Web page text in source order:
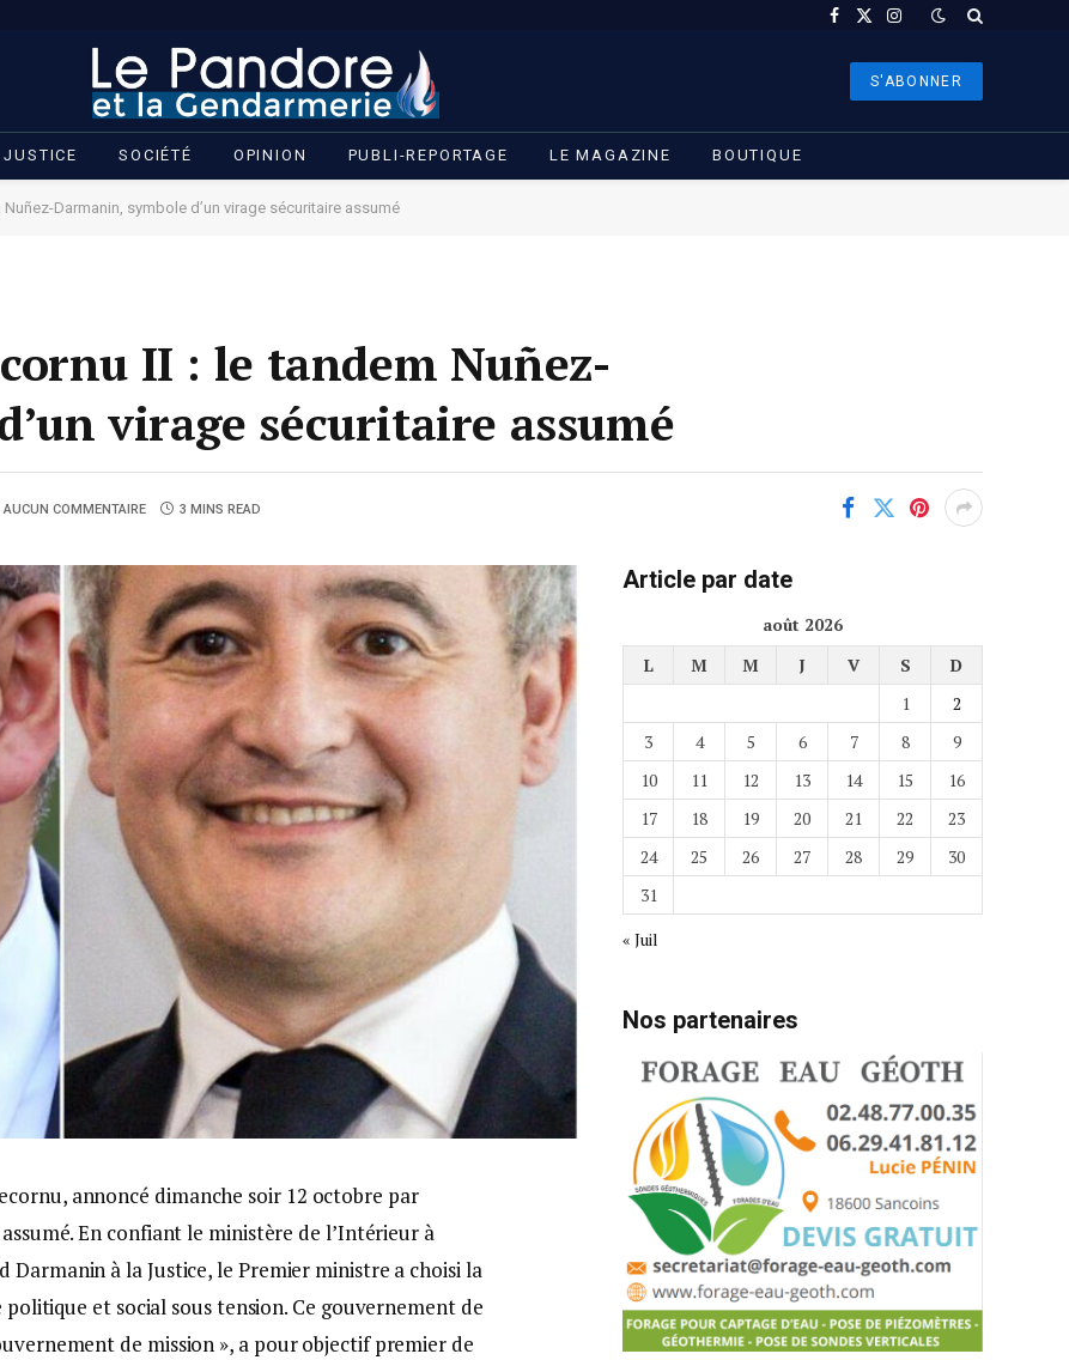
Facebook
X
Instagram
S'ABONNER
JUSTICE SOCIÉTÉ OPINION PUBLI-REPORTAGE LE MAGAZINE BOUTIQUE
Darmanin, symbole d’un virage sécuritaire assumé
II : le tandem Nuñez-
virage sécuritaire assumé
AUCUN COMMENTAIRE 3 MINS READ
annoncé dimanche soir 12 octobre par
En confiant le ministère de l’Intérieur à
à la Justice, le Premier ministre a choisi la
et social sous tension. Ce gouvernement de
de mission », a pour objectif premier de
Article par date
août 2026
L
M M J V S
D
1
2
3
4 5 6 7 8
9
10
11 12 13 14 15
16
17
18 19 20 21 22
23
24
25 26 27 28 29
30
31
« Juil
Nos partenaires